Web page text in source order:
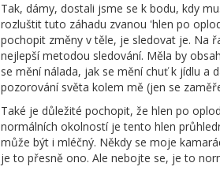
Tak, dámy, dostali jsme se k bodu, kdy
rozluštit tuto záhadu zvanou 'hlen po
pochopit změny v těle, je sledovat je. Na
nejlepší metodou sledování. Měla by
se mění nálada, jak se mění chuť k jídlu a
pozorování světa kolem mě (jen se
Také je důležité pochopit, že hlen po
normálních okolností je tento hlen
může být i mléčný. Někdy se moje
je to přesně ono. Ale nebojte se, je to